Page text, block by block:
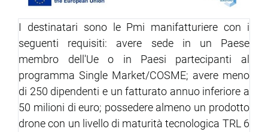
I destinatari sono le Pmi manifatturiere con i
seguenti requisiti: avere sede in un Paese
membro dell'Ue o in Paesi partecipanti al
programma Single Market/COSME; avere meno
di 250 dipendenti e un fatturato annuo inferiore a
50 milioni di euro; possedere almeno un prodotto
drone con un livello di maturità tecnologica TRL 6